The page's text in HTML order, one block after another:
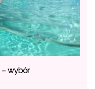
– wybór